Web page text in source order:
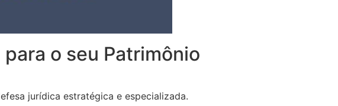
o seu Patrimônio
jurídica estratégica e especializada.